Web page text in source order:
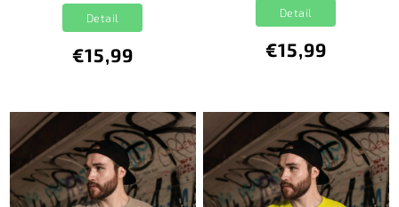
€15,99
Detail
€15,99
Detail